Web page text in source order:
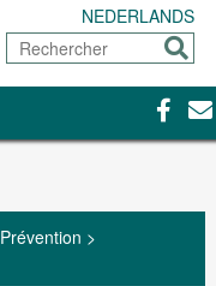
NEDERLANDS
Rechercher
Prévention >